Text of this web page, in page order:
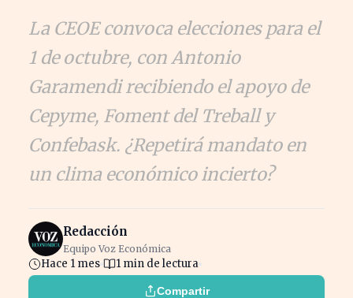
La CEOE convoca elecciones para el
1 de octubre, con Antonio
Garamendi recibiendo el apoyo de
Cepyme, Foment del Treball y
Confebask. ¿Repetirá mandato en
un clima económico incierto?
Redacción
Equipo Voz Económica
Hace 1 mes 1 min de lectura
Compartir